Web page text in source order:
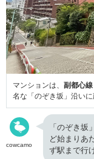
マンションは、 副都心
名な「のぞき坂」沿いに
cowcamo
「のぞき坂
ど始まりあ
ず駅まで行